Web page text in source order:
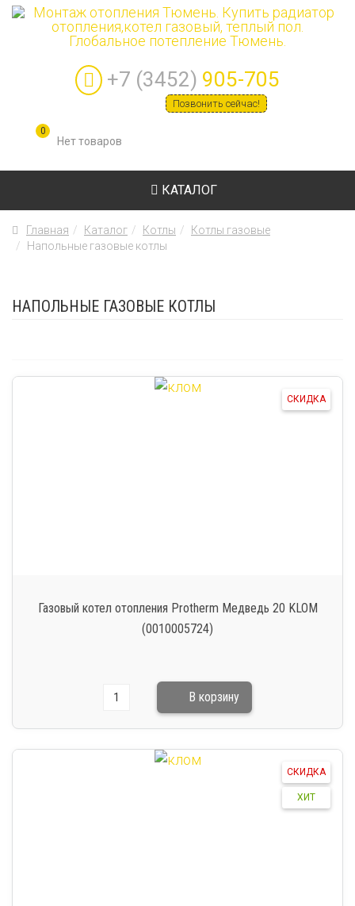
+7 (3452) 905-705
Позвонить сейчас!
0
КАТАЛОГ
Главная Каталог Котлы
Котлы газовые
Напольные газовые котлы
НАПОЛЬНЫЕ ГАЗОВЫЕ КОТЛЫ
СКИДКА
Газовый котел отопления Protherm Медведь 20 KLOM
(0010005724)
СКИДКА
ХИТ